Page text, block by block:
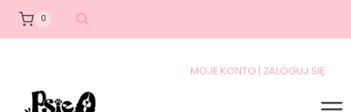
0
MOJE KONTO | ZALOGUJ SIĘ